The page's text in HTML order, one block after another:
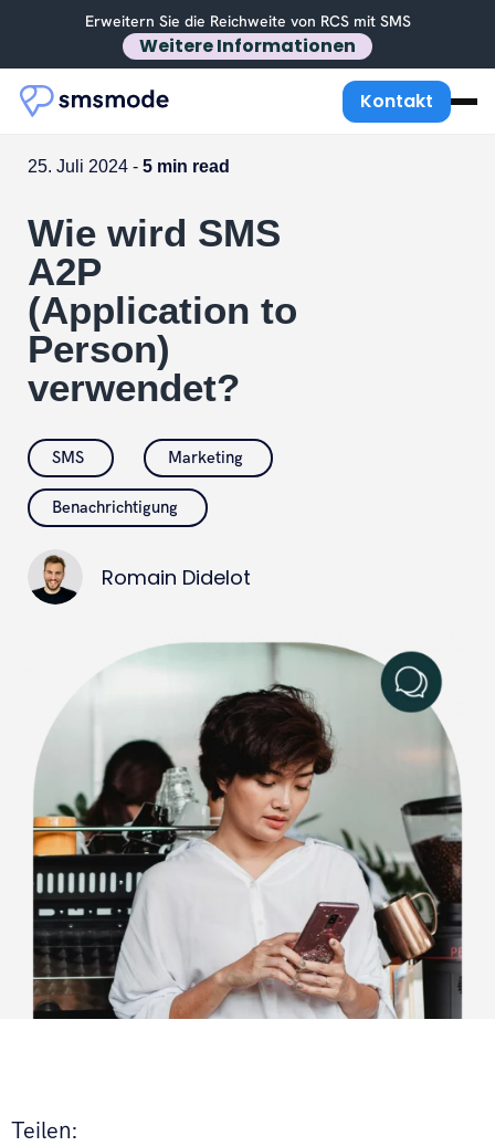
Erweitern Sie die Reichweite von RCS mit SMS
Weitere Informationen
Kontakt
25. Juli 2024 - 5 min read
Wie wird SMS
A2P
(Application to
Person)
verwendet?
SMS Marketing
Benachrichtigung
Romain Didelot
Teilen: